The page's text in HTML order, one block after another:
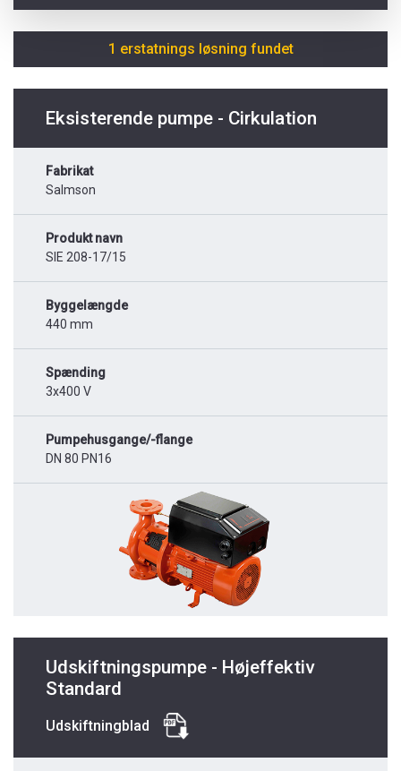
1 erstatnings løsning fundet
Eksisterende pumpe - Cirkulation
Fabrikat
Salmson
Produkt navn
SIE 208-17/15
Byggelængde
440 mm
Spænding
3x400 V
Pumpehusgange/-flange
DN 80 PN16
Udskiftningspumpe - Højeffektiv
Standard
Udskiftningblad